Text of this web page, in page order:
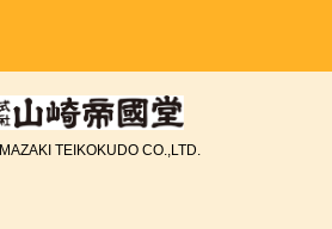
TEIKOKUDO CO.,LTD.